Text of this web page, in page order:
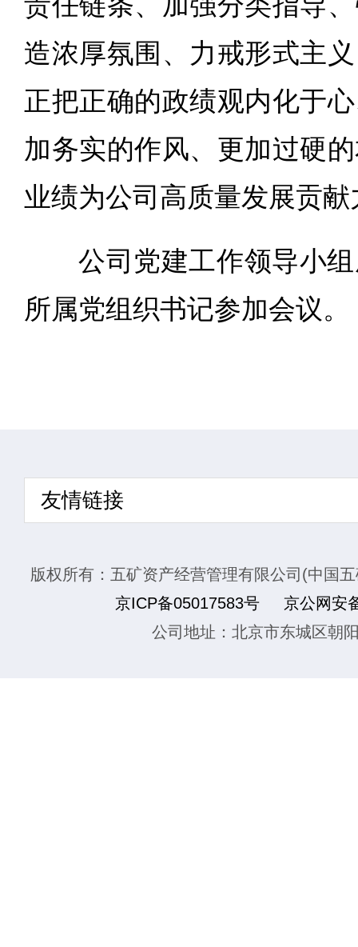
造浓厚氛围、力戒形式主
正把正确的政绩观内化于
加务实的作风、更加过硬
业绩为公司高质量发展贡献
公司党建工作领导小
所属党组织书记参加会议。
友情链接
版权所有：五矿资产经营管理有限公司(中国
京ICP备05017583号
京公网安
公司地址：北京市东城区朝